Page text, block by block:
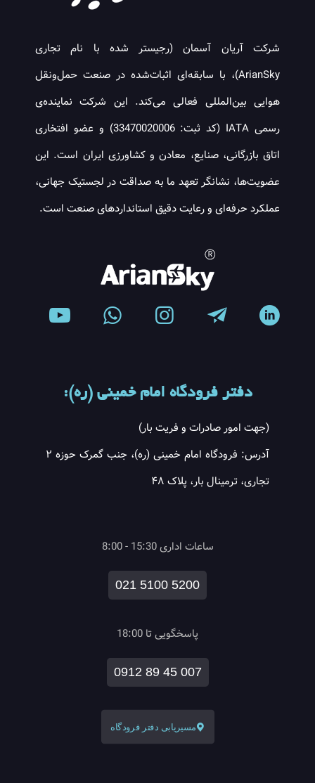
شرکت آریان آسمان (رجیستر شده با نام تجاری
ArianSky)، با سابقه‌ای اثبات‌شده در صنعت حمل‌ونقل
هوایی بین‌المللی فعالی می‌کند. این شرکت نماینده‌ی
رسمی IATA (کد ثبت: 33470020006) و عضو افتخاری
اتاق بازرگانی، صنایع، معادن و کشاورزی ایران است. این
عضویت‌ها، نشانگر تعهد ما به صداقت در لجستیک جهانی،
عملکرد حرفه‌ای و رعایت دقیق استانداردهای صنعت است.
دفتر فرودگاه امام خمینی (ره):
(جهت امور صادرات و فریت بار)
آدرس: فرودگاه امام خمینی (ره)، جنب گمرک حوزه ۲
تجاری، ترمینال بار، پلاک ۴۸
ساعات اداری 15:30 - 8:00
021 5100 5200
پاسخگویی تا 18:00
0912 89 45 007
مسیریابی دفتر فرودگاه